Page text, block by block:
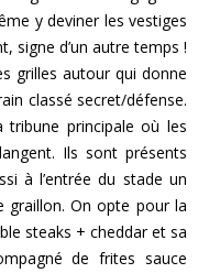
y deviner les vestiges
signe d’un autre temps !
grilles autour qui donne
classé secret/défense.
principale où les
Ils sont présents
à l’entrée du stade un
graillon. On opte pour la
steaks + cheddar et sa
de frites sauce